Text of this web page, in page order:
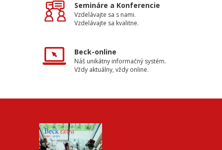
Semináre a Konferencie
Vzdelávajte sa s nami.
Vzdelávajte sa kvalitne.
Beck-online
Náš unikátny informačný systém.
Vždy aktuálny, vždy online.